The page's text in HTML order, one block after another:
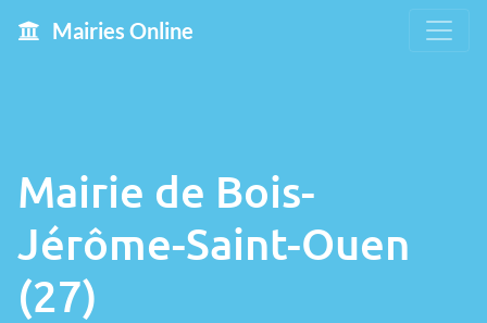
Mairies Online
Mairie de Bois-
Jérôme-Saint-Ouen
(27)